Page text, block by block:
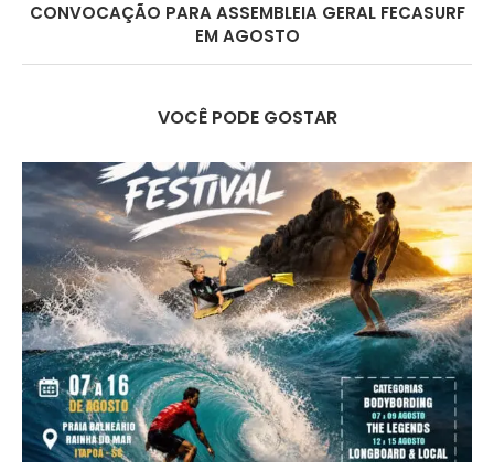
CONVOCAÇÃO PARA ASSEMBLEIA GERAL FECASURF
EM AGOSTO
VOCÊ PODE GOSTAR